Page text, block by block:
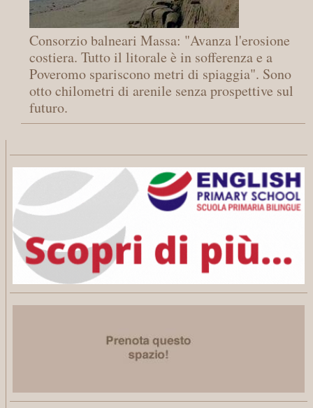
Consorzio balneari Massa: "Avanza l'erosione
costiera. Tutto il litorale è in sofferenza e a
Poveromo spariscono metri di spiaggia". Sono
otto chilometri di arenile senza prospettive sul
futuro.